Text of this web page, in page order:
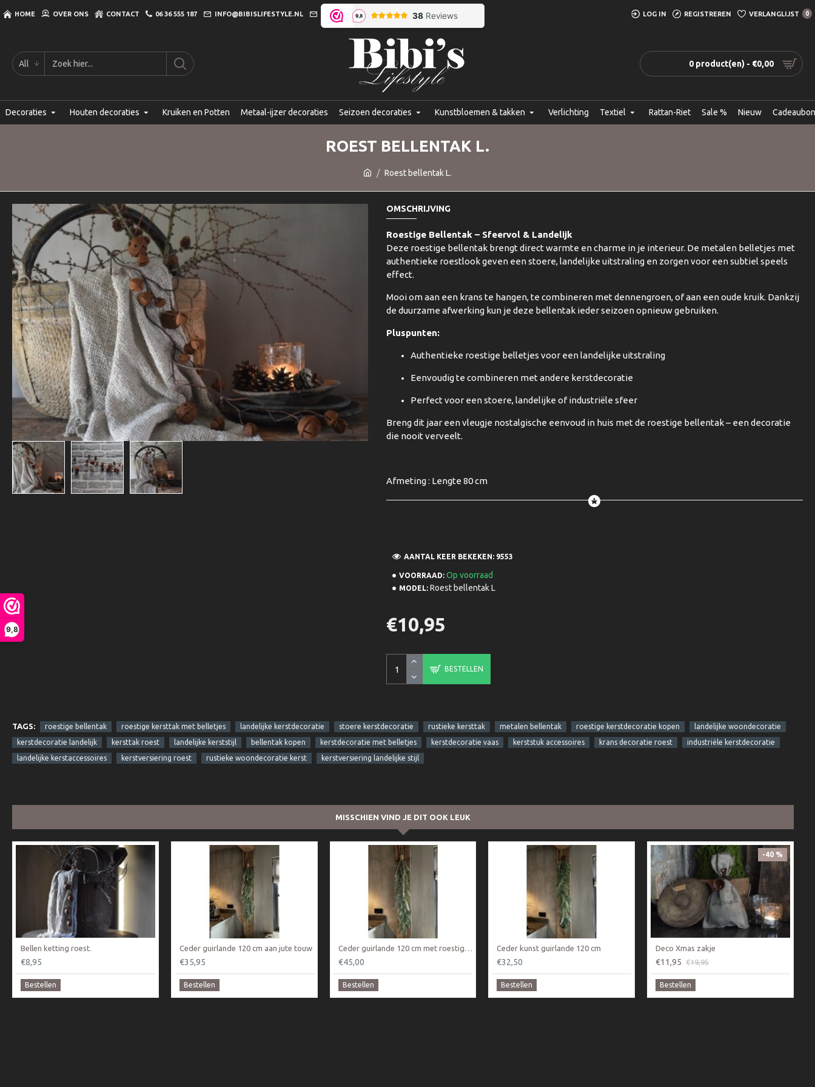
9,8
HOME OVER ONS CONTACT 06 36 555 187 INFO@BIBISLIFESTYLE.NL LOG IN REGISTREREN VERLANGLIJST 0
All 0 product(en) - €0,00
Decoraties Houten decoraties Kruiken en Potten Metaal-ijzer decoraties Seizoen decoraties Kunstbloemen & takken Verlichting Textiel Rattan-Riet Sale % Nieuw Cadeaubon
Roest bellentak L.
ROEST BELLENTAK L.
OMSCHRIJVING
Roestige Bellentak – Sfeervol & Landelijk
Deze roestige bellentak brengt direct warmte en charme in je interieur. De metalen belletjes met
authentieke roestlook geven een stoere, landelijke uitstraling en zorgen voor een subtiel speels
effect.
Mooi om aan een krans te hangen, te combineren met dennengroen, of aan een oude kruik. Dankzij
de duurzame afwerking kun je deze bellentak ieder seizoen opnieuw gebruiken.
Pluspunten:
Authentieke roestige belletjes voor een landelijke uitstraling
Eenvoudig te combineren met andere kerstdecoratie
Perfect voor een stoere, landelijke of industriële sfeer
Breng dit jaar een vleugje nostalgische eenvoud in huis met de roestige bellentak – een decoratie
die nooit verveelt.
Afmeting : Lengte 80 cm
VOORRAAD: Op voorraad
MODEL: Roest bellentak L
AANTAL KEER BEKEKEN: 9553
€10,95
BESTELLEN
TAGS: roestige bellentak roestige kersttak met belletjes landelijke kerstdecoratie stoere kerstdecoratie rustieke kersttak metalen bellentak roestige kerstdecoratie kopen landelijke woondecoratie
kerstdecoratie landelijk kersttak roest landelijke kerststijl bellentak kopen kerstdecoratie met belletjes kerstdecoratie vaas kerststuk accessoires krans decoratie roest
industriële kerstdecoratie
landelijke kerstaccessoires
kerstversiering roest rustieke woondecoratie kerst kerstversiering landelijke stijl
MISSCHIEN VIND JE DIT OOK LEUK
Bellen ketting roest.
€8,95
Bestellen
Ceder guirlande 120 cm aan jute touw
€35,95
Bestellen
Ceder guirlande 120 cm met roestige bellen ketting
€45,00
Bestellen
Ceder kunst guirlande 120 cm
€32,50
Bestellen
-40 %
Deco Xmas zakje
€11,95 €19,95
Bestellen